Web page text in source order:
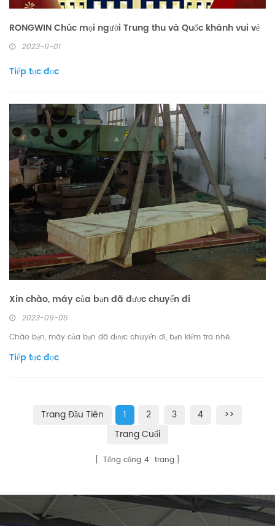
RONGWIN Chúc mọi người Trung thu và Quốc khánh vui vẻ
2023-11-01
Tiếp tục đọc
Xin chào, máy của bạn đã được chuyển đi
2023-09-05
Chào bạn, máy của bạn đã được chuyển đi, bạn kiểm tra nhé.
Tiếp tục đọc
Trang Đầu Tiên 1 2 3 4
>>
Trang Cuối
Tổng cộng 4 trang